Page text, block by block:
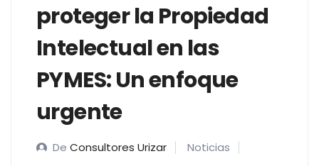
proteger la Propiedad
Intelectual en las
PYMES: Un enfoque
urgente
De Consultores Urizar Noticias